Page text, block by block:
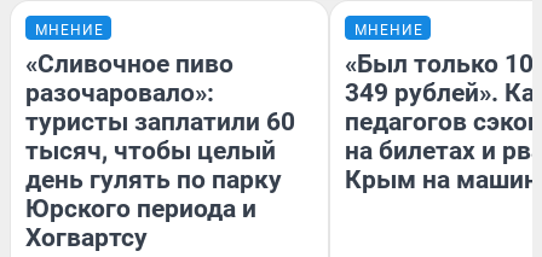
МНЕНИЕ
«Сливочное пиво
разочаровало»:
туристы заплатили 60
тысяч, чтобы целый
день гулять по парку
Юрского периода и
Хогвартсу
МНЕНИЕ
«Был только
349 рублей».
педагогов
на билетах и
Крым на